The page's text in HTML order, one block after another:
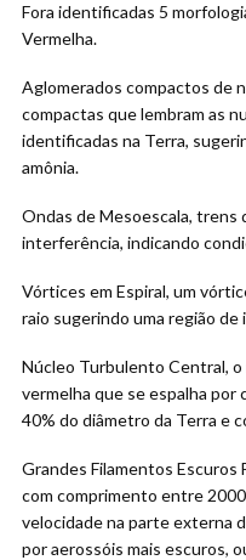
Fora identificadas 5
Vermelha.
Aglomerados compactos de
compactas que lembram as
identificadas na Terra,
amônia.
Ondas de Mesoescala, trens
interferência, indicando
Vórtices em Espiral, um
raio sugerindo uma região
Núcleo Turbulento Central, o
vermelha que se espalha por
40% do diâmetro da Terra e
Grandes Filamentos Escuros
com comprimento entre
velocidade na parte externa
por aerossóis mais escuros,